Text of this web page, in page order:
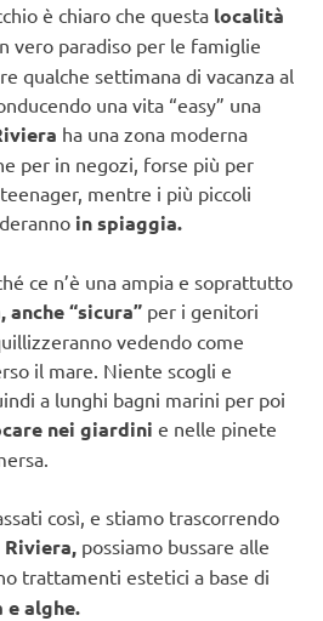
è chiaro che questa località
vero paradiso per le famiglie
qualche settimana di vacanza al
una vita “easy” una
ha una zona moderna
per in negozi, forse più per
mentre i più piccoli
in spiaggia.
ce n’è una ampia e soprattutto
“sicura” per i genitori
vedendo come
il mare. Niente scogli e
a lunghi bagni marini per poi
nei giardini e nelle pinete
così, e stiamo trascorrendo
Riviera, possiamo bussare alle
trattamenti estetici a base di
e alghe.